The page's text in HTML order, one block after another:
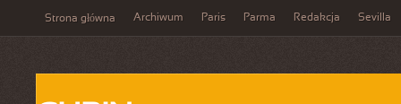
Strona główna Archiwum Paris Parma Redakcja Sevilla